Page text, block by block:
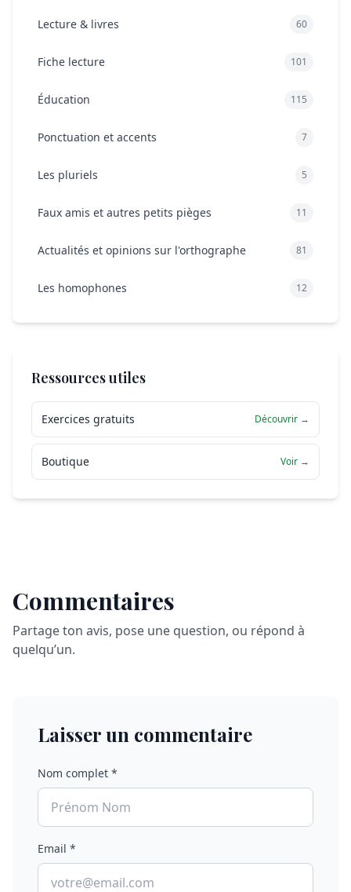
Lecture & livres 60
Fiche lecture 101
Éducation 115
Ponctuation et accents 7
Les pluriels 5
Faux amis et autres petits pièges 11
Actualités et opinions sur l'orthographe 81
Les homophones 12
Ressources utiles
Exercices gratuits Découvrir →
Boutique Voir →
Commentaires
Partage ton avis, pose une question, ou répond à
quelqu’un.
Laisser un commentaire
Nom complet *
Email *